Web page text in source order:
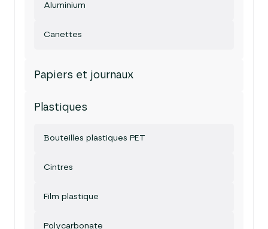
Aluminium
Canettes
Papiers et journaux
Plastiques
Bouteilles plastiques PET
Cintres
Film plastique
Polycarbonate